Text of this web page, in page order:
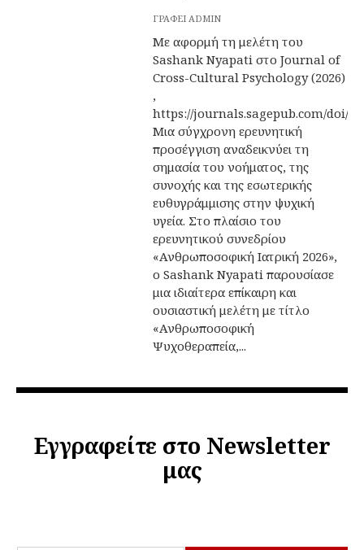
ΓΡΆΦΕΙ ADMIN
Με αφορμή τη μελέτη του
Sashank Nyapati στο Journal of
Cross-Cultural Psychology (2026)
,
https://journals.sagepub.com/doi/
Μια σύγχρονη ερευνητική
προσέγγιση αναδεικνύει τη
σημασία του νοήματος, της
συνοχής και της εσωτερικής
ευθυγράμμισης στην ψυχική
υγεία. Στο πλαίσιο του
ερευνητικού συνεδρίου
«Ανθρωποσοφική Ιατρική 2026»,
ο Sashank Nyapati παρουσίασε
μια ιδιαίτερα επίκαιρη και
ουσιαστική μελέτη με τίτλο
«Ανθρωποσοφική
Ψυχοθεραπεία,...
Εγγραφείτε στο Newsletter
μας